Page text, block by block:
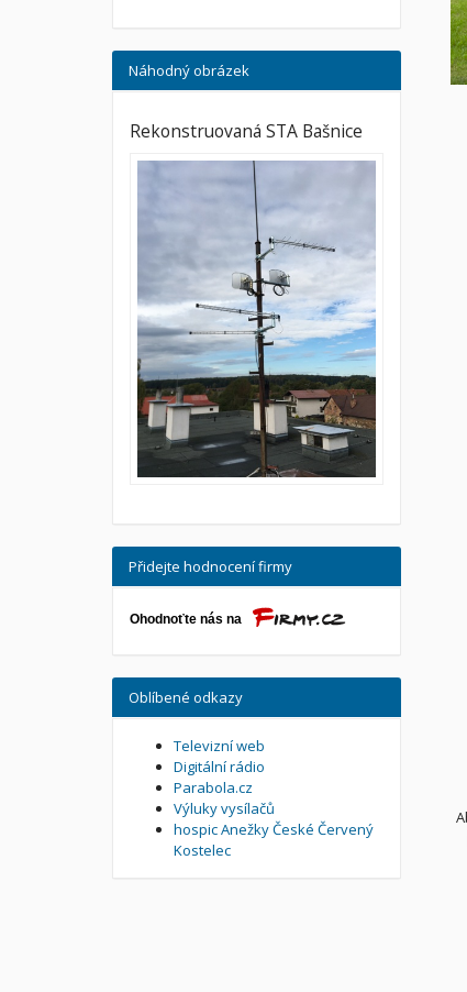
Náhodný obrázek
Rekonstruovaná STA Bašnice
Přidejte hodnocení firmy
Oblíbené odkazy
Televizní web
Digitální rádio
Parabola.cz
Výluky vysílačů
hospic Anežky České Červený
Kostelec